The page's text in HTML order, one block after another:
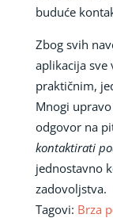
buduće
Zbog svih
aplikacija sve
praktičnim,
Mnogi
odgovor na
kontaktirati
jednostavno
zadovoljstva.
Tagovi: Brza